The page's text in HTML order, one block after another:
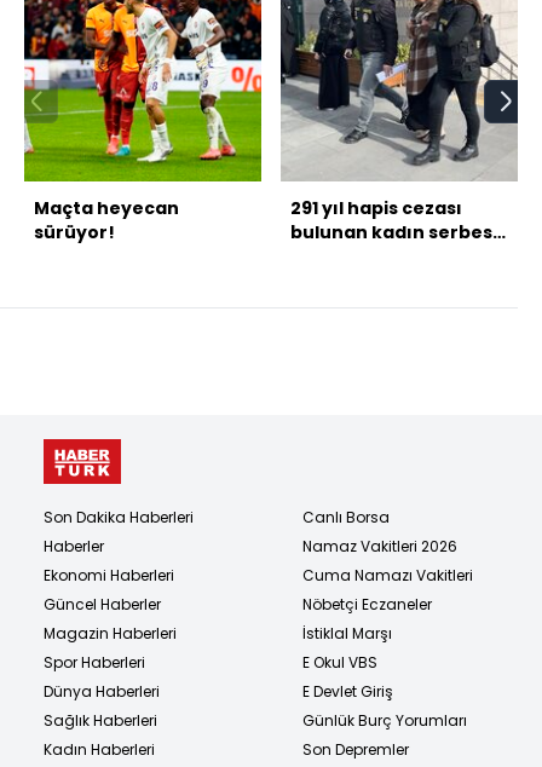
Maçta heyecan
sürüyor!
291 yıl hapis cezası
bulunan kadın serbest
Son Dakika Haberleri
Haberler
Ekonomi Haberleri
Güncel Haberler
Magazin Haberleri
Spor Haberleri
Dünya Haberleri
Sağlık Haberleri
Kadın Haberleri
Canlı Borsa
Namaz Vakitleri 2026
Cuma Namazı Vakitleri
Nöbetçi Eczaneler
İstiklal Marşı
E Okul VBS
E Devlet Giriş
Günlük Burç Yorumları
Son Depremler